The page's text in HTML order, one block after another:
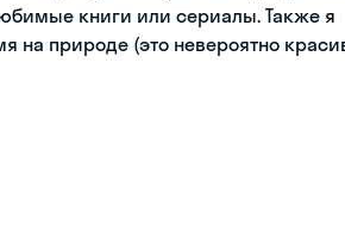
книги или сериалы. Также я
на природе (это невероятно